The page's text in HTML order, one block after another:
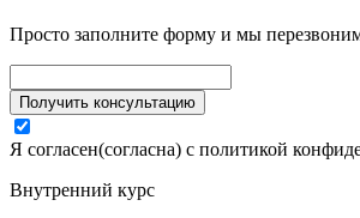
Просто заполните форму и мы
Я согласен(согласна) с политикой
Внутренний курс